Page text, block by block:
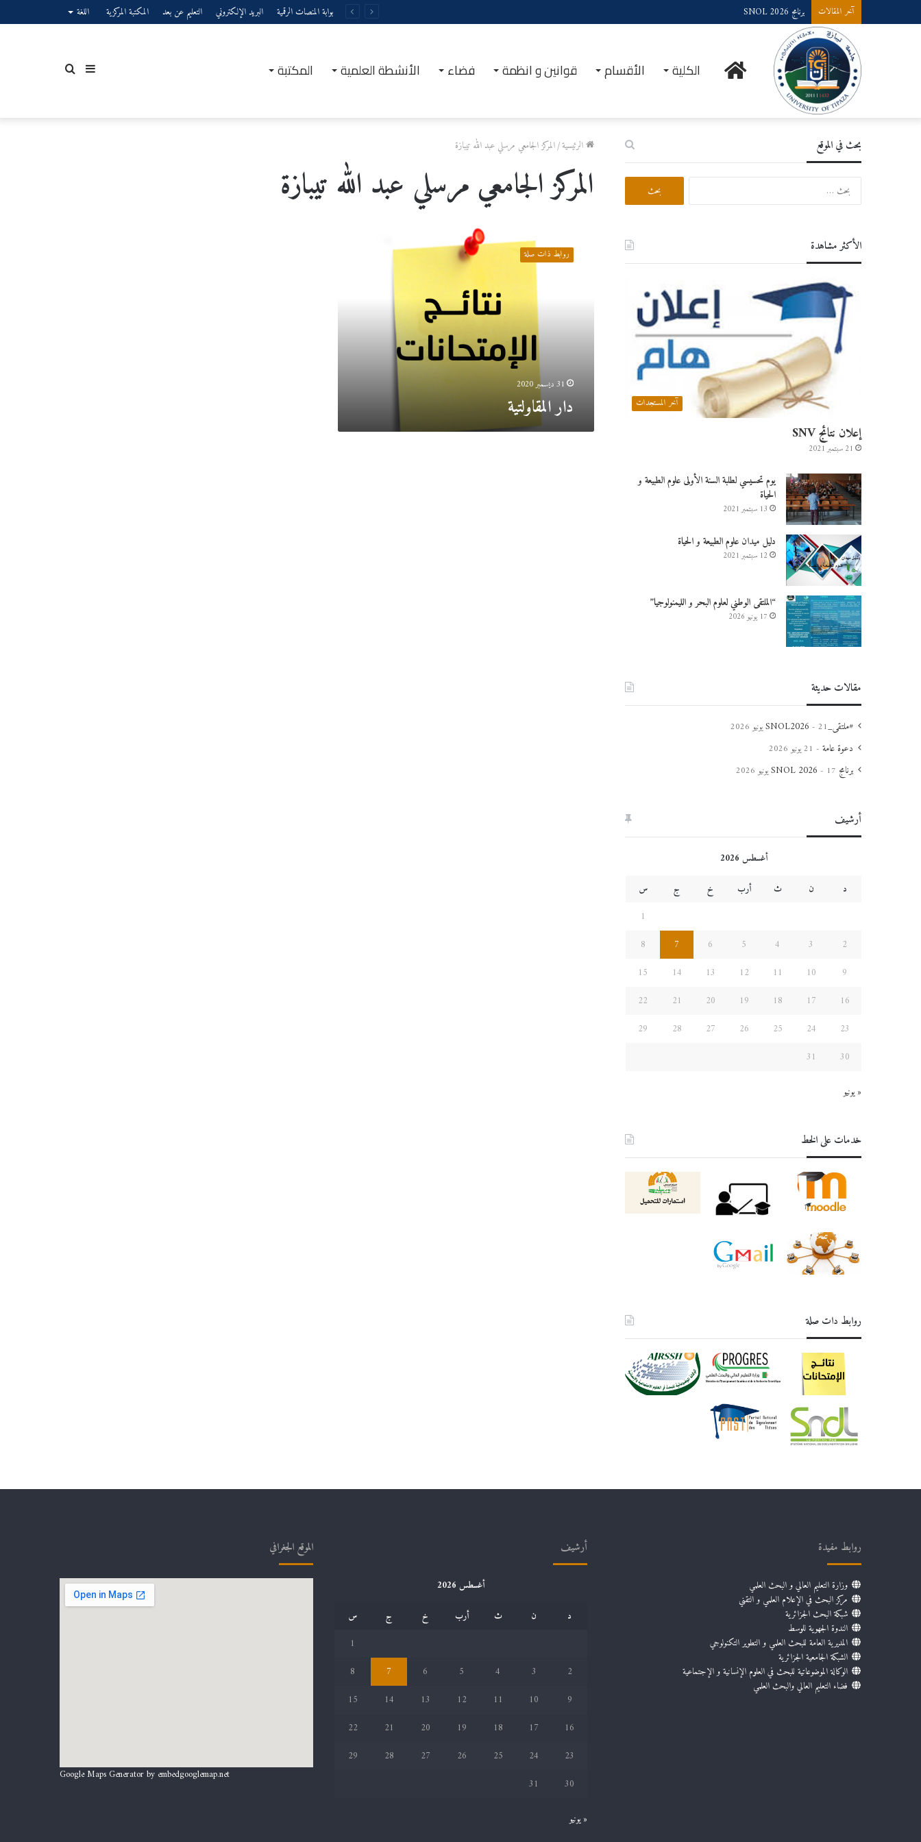
آخر المقالات برنامج SNOL 2026 بوابة المنصات الرقمية البريد الإلكتروني التعليم عن بعد المكتبة المركزية اللغة
الرئيسيةالكلية الأقسام قوانين و انظمة فضاء الأنشطة العلمية المكتبة بحثإضافة
الرئيسية/المركز الجامعي مرسلي عبد الله تيبازة
المركز الجامعي مرسلي عبد الله تيبازة
المقاولتيةروابط ذات صلة
31 ديسمبر 2020
دار المقاولتية
بحث في الموقع
البحث
الأكثر مشاهدة
آخر المستجدات
إعلان نتائج SNV
21 سبتمبر 2021
يوم تحسيسي لطلبة السنة الأولى علوم الطبيعة و
الحياة
13 سبتمبر 2021
دليل ميدان علوم الطبيعة و الحياة
12 سبتمبر 2021
“الملتقى الوطني لعلوم البحر و الليمنولوجيا”
17 يونيو 2026
مقالات حديثة
#ملتقى_SNOL202621 يونيو 2026
دعوة عامة 21 يونيو 2026
برنامج SNOL 2026 17 يونيو 2026
أرشيف
أغسطس 2026
د
ن ث أرب خ ج
س
1
2
3
4
5
6
7
8
9
10
11
12
13
14
15
16
17
18
19
20
21
22
23
24
25
26
27
28
29
30
31
« يونيو
خدمات على الخط
روابط دات صلة
روابط مفيدة
وزارة التعليم العالي و البحث العلمي
مركز البحث في الإعلام العلمي و التقني
شبكة البحث الجزائرية
الندوة الجهوية للوسط
المديرية العامة للبحث العلمي و التطوير التكنولوجي
الشبكة الجامعية الجزائرية
الوكالة الموضوعاتية للبحث في العلوم الإنسانية و الإجتماعية
فضاء التعليم العالي والبحث العلمي
أرشيف
أغسطس 2026
د
ن ث أرب خ ج
س
1
2
3
4
5
6
7
8
9
10
11
12
13
14
15
16
17
18
19
20
21
22
23
24
25
26
27
28
29
30
31
« يونيو
الموقع الجغرافي
Google Maps Generator by embedgooglemap.net